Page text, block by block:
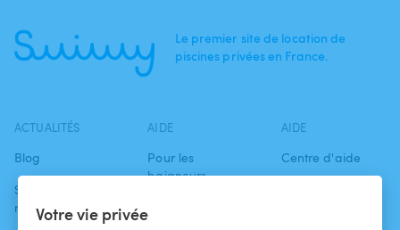
Votre vie privée
Le premier site de location de
piscines privées en France.
ACTUALITÉS
Blog
Swimmy dans les
médias
AIDE
Pour les
baigneurs
AIDE
Centre d'aide